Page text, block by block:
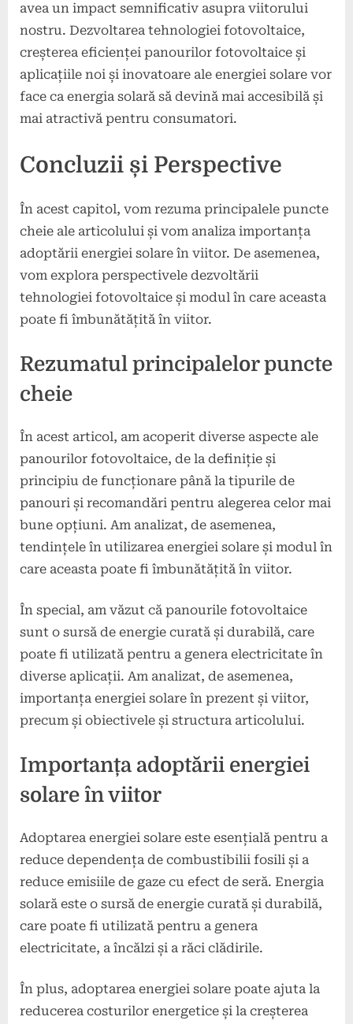
avea un impact semnificativ asupra viitorului
nostru. Dezvoltarea tehnologiei fotovoltaice,
creșterea eficienței panourilor fotovoltaice și
aplicațiile noi și inovatoare ale energiei solare vor
face ca energia solară să devină mai accesibilă și
mai atractivă pentru consumatori.
Concluzii și Perspective
În acest capitol, vom rezuma principalele puncte
cheie ale articolului și vom analiza importanța
adoptării energiei solare în viitor. De asemenea,
vom explora perspectivele dezvoltării
tehnologiei fotovoltaice și modul în care aceasta
poate fi îmbunătățită în viitor.
Rezumatul principalelor puncte
cheie
În acest articol, am acoperit diverse aspecte ale
panourilor fotovoltaice, de la definiție și
principiu de funcționare până la tipurile de
panouri și recomandări pentru alegerea celor mai
bune opțiuni. Am analizat, de asemenea,
tendințele în utilizarea energiei solare și modul în
care aceasta poate fi îmbunătățită în viitor.
În special, am văzut că panourile fotovoltaice
sunt o sursă de energie curată și durabilă, care
poate fi utilizată pentru a genera electricitate în
diverse aplicații. Am analizat, de asemenea,
importanța energiei solare în prezent și viitor,
precum și obiectivele și structura articolului.
Importanța adoptării energiei
solare în viitor
Adoptarea energiei solare este esențială pentru a
reduce dependența de combustibilii fosili și a
reduce emisiile de gaze cu efect de seră. Energia
solară este o sursă de energie curată și durabilă,
care poate fi utilizată pentru a genera
electricitate, a încălzi și a răci clădirile.
În plus, adoptarea energiei solare poate ajuta la
reducerea costurilor energetice și la creșterea